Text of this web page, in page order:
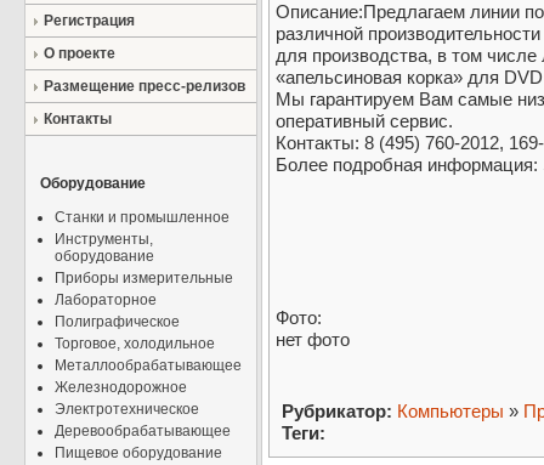
Регистрация
О проекте
Размещение пресс-релизов
Контакты
Оборудование
Станки и промышленное
Инструменты,
оборудование
Приборы измерительные
Лабораторное
Полиграфическое
Торговое, холодильное
Металлообрабатывающее
Железнодорожное
Электротехническое
Деревообрабатывающее
Пищевое оборудование
Описание:Предлагаем линии
различной
для производства, в том
«апельсиновая корка» для
Мы гарантируем Вам самые
оперативный сервис.
Контакты: 8 (495) 760-2012,
Более подробная информация:
Фото:
нет фото
Рубрикатор: Компьютеры »
Теги: